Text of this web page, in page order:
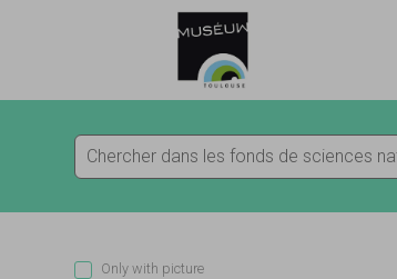
Go directly to content
Go directly to content
Only with picture